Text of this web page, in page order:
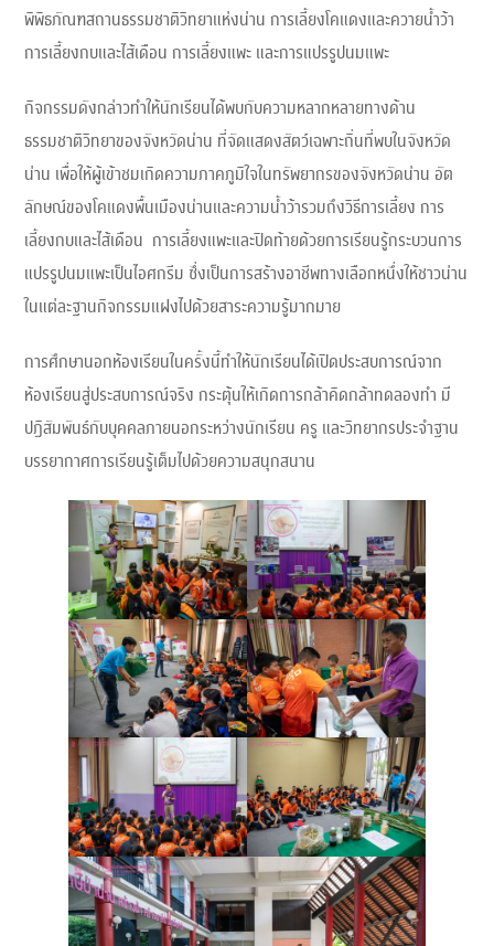
พิพิธภัณฑสถานธรรมชาติวิทยาแห่งน่าน การเลี้ยงโคแดงและควายน้ำว้า
การเลี้ยงกบและไส้เดือน การเลี้ยงแพะ และการแปรรูปนมแพะ
กิจกรรมดังกล่าวทำให้นักเรียนได้พบกับความหลากหลายทางด้าน
ธรรมชาติวิทยาของจังหวัดน่าน ที่จัดแสดงสัตว์เฉพาะถิ่นที่พบในจังหวัด
น่าน เพื่อให้ผู้เข้าชมเกิดความภาคภูมิใจในทรัพยากรของจังหวัดน่าน อัต
ลักษณ์ของโคแดงพื้นเมืองน่านและความน้ำว้ารวมถึงวิธีการเลี้ยง การ
เลี้ยงกบและไส้เดือน การเลี้ยงแพะและปิดท้ายด้วยการเรียนรู้กระบวนการ
แปรรูปนมแพะเป็นไอศกรีม ซึ่งเป็นการสร้างอาชีพทางเลือกหนึ่งให้ชาวน่าน
ในแต่ละฐานกิจกรรมแฝงไปด้วยสาระความรู้มากมาย
การศึกษานอกห้องเรียนในครั้งนี้ทำให้นักเรียนได้เปิดประสบการณ์จาก
ห้องเรียนสู่ประสบการณ์จริง กระตุ้นให้เกิดการกล้าคิดกล้าทดลองทำ มี
ปฏิสัมพันธ์กับบุคคลภายนอกระหว่างนักเรียน ครู และวิทยากรประจำฐาน
บรรยากาศการเรียนรู้เต็มไปด้วยความสนุกสนาน